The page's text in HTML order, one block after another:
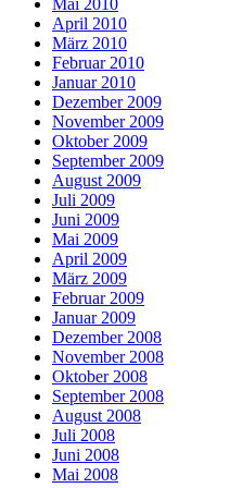
Mai 2010
April 2010
März 2010
Februar 2010
Januar 2010
Dezember 2009
November 2009
Oktober 2009
September 2009
August 2009
Juli 2009
Juni 2009
Mai 2009
April 2009
März 2009
Februar 2009
Januar 2009
Dezember 2008
November 2008
Oktober 2008
September 2008
August 2008
Juli 2008
Juni 2008
Mai 2008